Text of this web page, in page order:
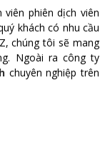
phiên dịch viên
khách có nhu cầu
chúng tôi sẽ mang
Ngoài ra công ty
chuyên nghiệp trên